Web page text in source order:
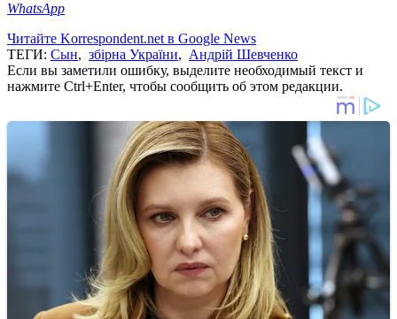
WhatsApp
Читайте Korrespondent.net в Google News
ТЕГИ: Сын, збірна України, Андрій Шевченко
Если вы заметили ошибку, выделите необходимый текст и
нажмите Ctrl+Enter, чтобы сообщить об этом редакции.